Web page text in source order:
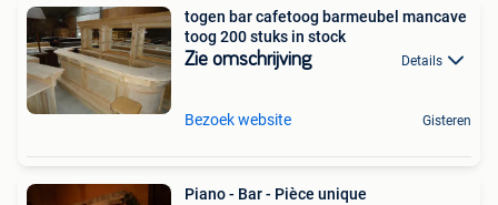
togen bar cafetoog barmeubel mancave
toog 200 stuks in stock
Zie omschrijving Details
Bezoek website Gisteren
Piano - Bar - Pièce unique